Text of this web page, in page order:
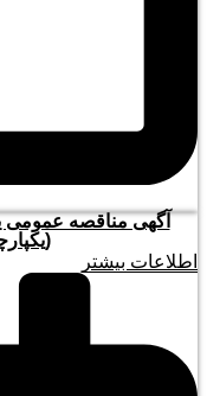
آگهی مناقصه عمومی
(یکپارچه)
اطلاعات بیشتر